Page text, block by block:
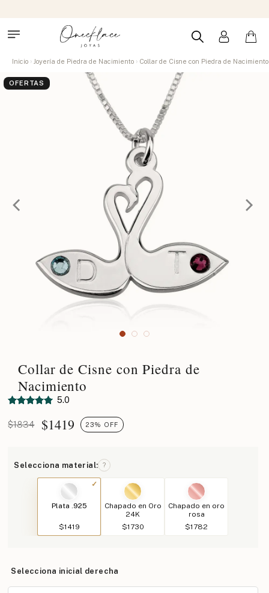
Inicio Joyería de Piedra de Nacimiento Collar de Cisne con Piedra de Nacimiento
OFERTAS
Collar de Cisne con Piedra de
Nacimiento
5.0
$1834 $1419 23% OFF
Selecciona material: ?
Plata .925
$1419
Chapado en Oro
24K
$1730
Chapado en oro
rosa
$1782
Selecciona inicial derecha